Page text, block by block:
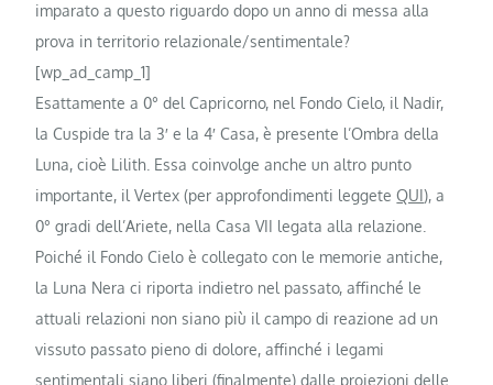
imparato a questo riguardo dopo un anno di messa alla
prova in territorio relazionale/sentimentale?
[wp_ad_camp_1]
Esattamente a 0° del Capricorno, nel Fondo Cielo, il Nadir,
la Cuspide tra la 3′ e la 4′ Casa, è presente l’Ombra della
Luna, cioè Lilith. Essa coinvolge anche un altro punto
importante, il Vertex (per approfondimenti leggeteQUI), a
0° gradi dell’Ariete, nella Casa VII legata alla relazione.
Poiché il Fondo Cielo è collegato con le memorie antiche,
la Luna Nera ci riporta indietro nel passato, affinché le
attuali relazioni non siano più il campo di reazione ad un
vissuto passato pieno di dolore, affinché i legami
sentimentali siano liberi (finalmente) dalle proiezioni delle